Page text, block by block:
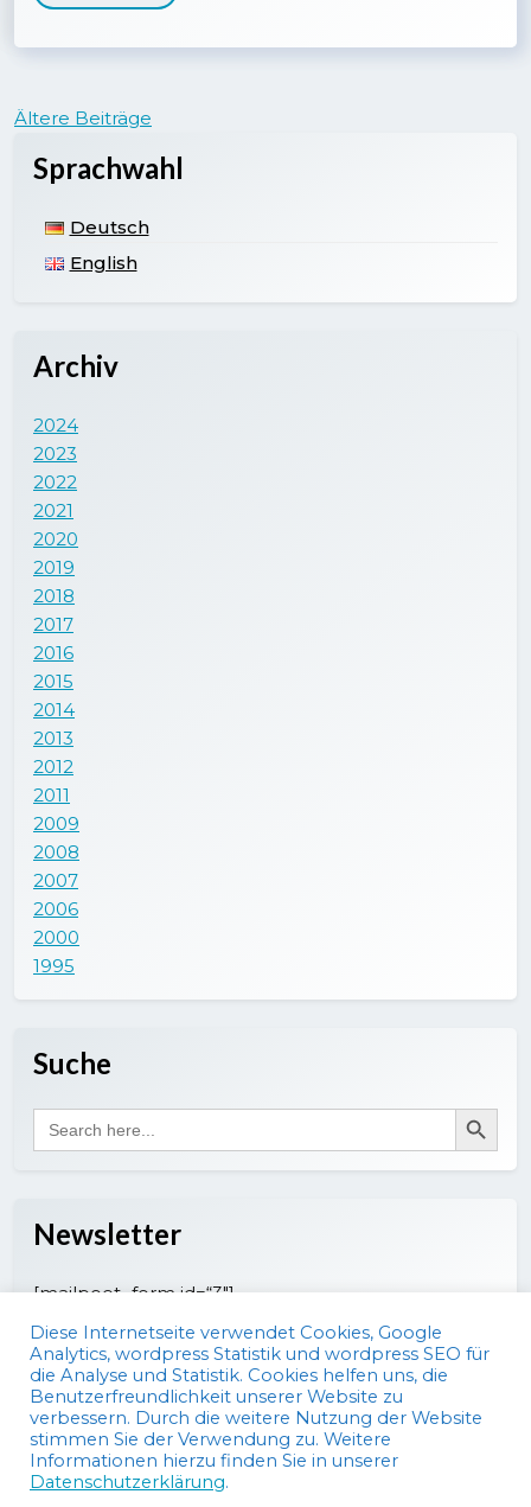
Beitragsnavigation
Ältere Beiträge
Sprachwahl
Deutsch
English
Archiv
2024
2023
2022
2021
2020
2019
2018
2017
2016
2015
2014
2013
2012
2011
2009
2008
2007
2006
2000
1995
Suche
Search
for:
Search Button
Newsletter
[mailpoet_form id=“3″]
Diese Internetseite verwendet Cookies, Google
Analytics, wordpress Statistik und wordpress SEO für
die Analyse und Statistik. Cookies helfen uns, die
Benutzerfreundlichkeit unserer Website zu
verbessern. Durch die weitere Nutzung der Website
stimmen Sie der Verwendung zu. Weitere
Informationen hierzu finden Sie in unserer
Datenschutzerklärung.